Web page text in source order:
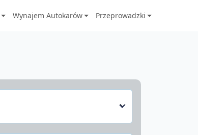
Wynajem Autokarów Przeprowadzki